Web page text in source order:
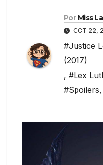
Por Miss
OCT 22,
#Justice
(2017)
, #Lex
#Spoilers,